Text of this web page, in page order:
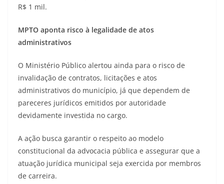
R$ 1 mil.
MPTO aponta risco à legalidade de atos
administrativos
O Ministério Público alertou ainda para o risco de
invalidação de contratos, licitações e atos
administrativos do município, já que dependem de
pareceres jurídicos emitidos por autoridade
devidamente investida no cargo.
A ação busca garantir o respeito ao modelo
constitucional da advocacia pública e assegurar que a
atuação jurídica municipal seja exercida por membros
de carreira.